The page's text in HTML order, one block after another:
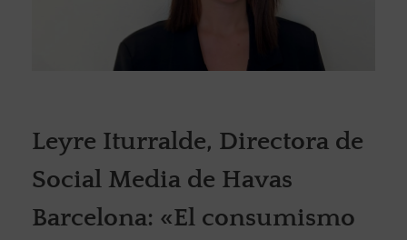
Leyre Iturralde, Directora de
Social Media de Havas
Barcelona: «El consumismo